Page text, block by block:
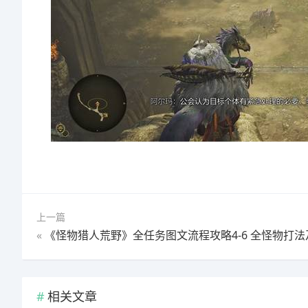
上一篇
« 《怪物猎人荒野》全任务图文流程攻略4-6 全怪物打法及支线
相关文章